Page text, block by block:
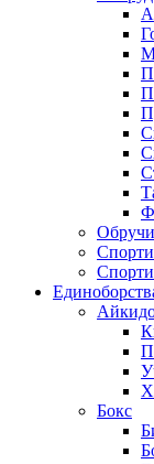
Обручи
Бокс